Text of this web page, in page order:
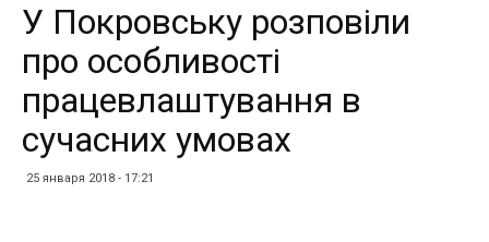
У Покровську розповіли
про особливості
працевлаштування в
сучасних умовах
25 января 2018 - 17:21